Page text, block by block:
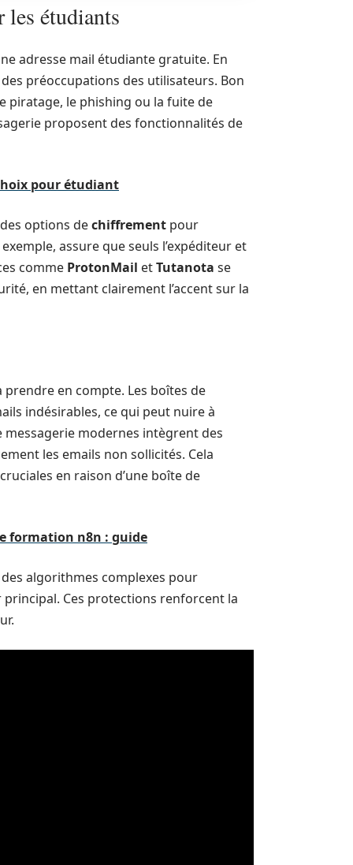
étudiants
adresse mail étudiante gratuite. En
préoccupations des utilisateurs. Bon
piratage, le phishing ou la fuite de
proposent des fonctionnalités de
pour étudiant
options dechiffrement pour
assure que seuls l’expéditeur et
comme ProtonMail etTutanota se
en mettant clairement l’accent sur la
en compte. Les boîtes de
indésirables, ce qui peut nuire à
messagerie modernes intègrent des
les emails non sollicités. Cela
en raison d’une boîte de
formation n8n : guide
algorithmes complexes pour
principal. Ces protections renforcent la